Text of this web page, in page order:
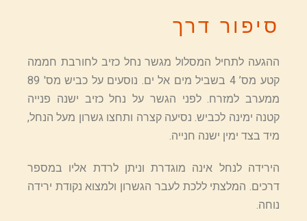
סיפור דרך
ההגעה לתחיל המסלול מגשר נחל כזיב לחורבת חממה
קטע מס’ 4 בשביל מים אל ים. נוסעים על כביש מס' 89
ממערב למזרח. לפני הגשר על נחל כזיב ישנה פנייה
קטנה ימינה לכביש. נסיעה קצרה ותחצו גשרון מעל הנחל,
מיד בצד ימין ישנה חנייה.
הירידה לנחל אינה מוגדרת וניתן לרדת אליו במספר
דרכים. המלצתי ללכת לעבר הגשרון ולמצוא נקודת ירידה
נוחה.